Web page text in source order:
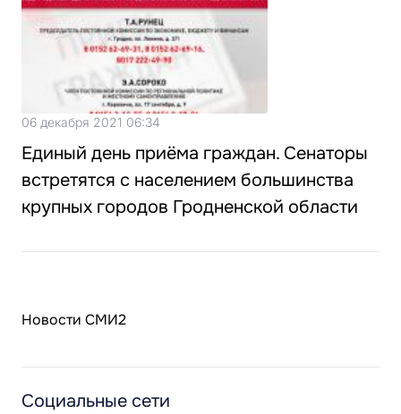
06 декабря 2021 06:34
Единый день приёма граждан. Сенаторы
встретятся с населением большинства
крупных городов Гродненской области
Новости СМИ2
Социальные сети